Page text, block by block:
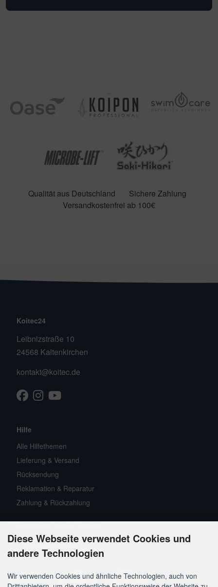
Qualität aus Deutschland
Sichere Zahlung
Versandkostenfrei ab 100€
Koitec24
Leibnizstraße 10
24568 Kaltenkirchen
kontakt@koitec.de
Facebook
Instagram
Hilfe
Alle Hilfethemen
Lieferung & Versand
Rücksendung
Reklamation & Reparatur
Zahlung & Rückzahlung
Allgemeine Infos & Services
Widerrufsformular
Diese Webseite verwendet Cookies und
andere Technologien
Wir verwenden Cookies und ähnliche Technologien, auch von